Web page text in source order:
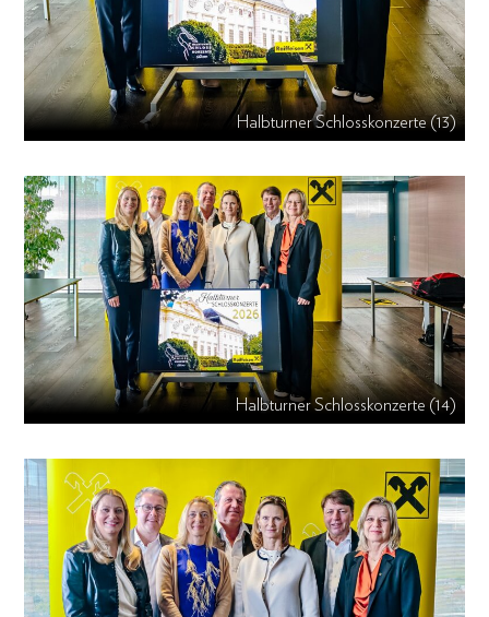
Halbturner Schlosskonzerte (13)
Halbturner Schlosskonzerte (14)